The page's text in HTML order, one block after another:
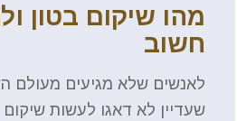
מהו שיקום בטון
חשוב
לאנשים שלא מגיעים מעולם
שעדיין לא דאגו לעשות שיקום